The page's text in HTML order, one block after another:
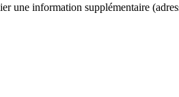
une information supplémentaire